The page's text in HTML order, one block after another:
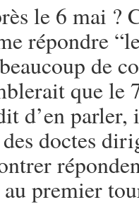
le 6 mai ?
répondre
de
que le
d’en
doctes
au premier